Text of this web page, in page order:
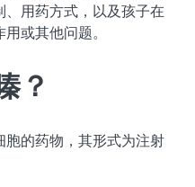
用药方式，以及孩子在
或其他问题。
？
的药物，其形式为注射